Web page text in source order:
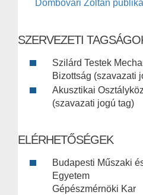
Dombóvári Zoltán
SZERVEZETI
Szilárd Testek
Bizottság (szavazati
Akusztikai
(szavazati jogú tag)
ELÉRHETŐSÉGEK
Budapesti Műszaki
Egyetem
Gépészmérnöki Kar